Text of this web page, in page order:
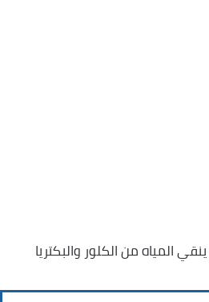
ينقي المياه من الكلور والبكتريا